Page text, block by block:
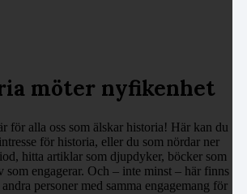
möter nyfikenhet
för alla oss som älskar historia! Här kan du
för historia, eller du som nördar ner
hitta artiklar som djupdyker, böcker som
som engagerar. Och – inte minst – här finns
personer med samma engagemang för